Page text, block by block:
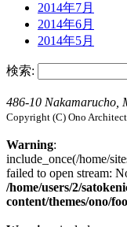
2014年7月
2014年6月
2014年5月
検索:
486-10 Nakamarucho,
Copyright (C) Ono
Warning:
include_once(/home/
failed to open stream:
/home/users/2/
content/themes/ono/